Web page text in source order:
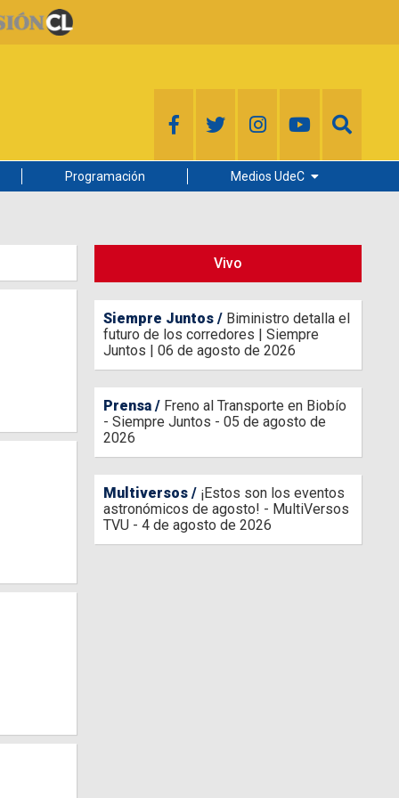
Programación Medios UdeC
Radio UdeC
Vivo
Siempre Juntos
Biministro detalla el
futuro de los corredores | Siempre
Juntos | 06 de agosto de 2026
Prensa
Freno al Transporte en Biobío
- Siempre Juntos - 05 de agosto de
2026
Multiversos
¡Estos son los eventos
astronómicos de agosto! - MultiVersos
TVU - 4 de agosto de 2026